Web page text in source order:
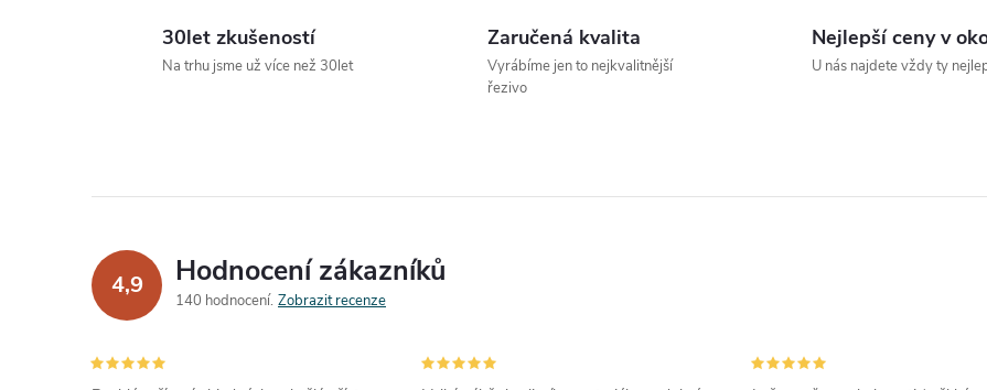
í
p
k
p
30let zkušeností
Na trhu jsme už více než 30let
Zaručená kvalita
Vyrábíme jen to nejkvalitnější
řezivo
Nejlepší ceny v
U nás najdete vždy ty
4,9 Hodnocení zákazníků
140 hodnocení Zobrazit recenze